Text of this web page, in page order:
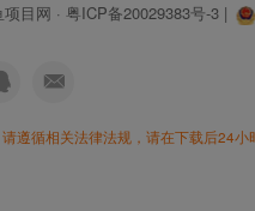
项目网 · 粤ICP备20029383号-3 |
循相关法律法规，请在下载后24